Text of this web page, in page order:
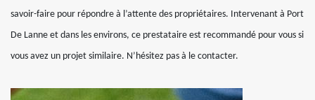
savoir-faire pour répondre à l’attente des propriétaires. Intervenant à Port
De Lanne et dans les environs, ce prestataire est recommandé pour vous si
vous avez un projet similaire. N’hésitez pas à le contacter.